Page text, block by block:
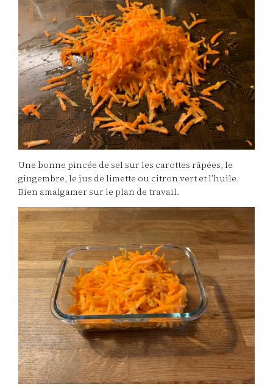
Une bonne pincée de sel sur les carottes râpées, le
gingembre, le jus de limette ou citron vert et l’huile.
Bien amalgamer sur le plan de travail.